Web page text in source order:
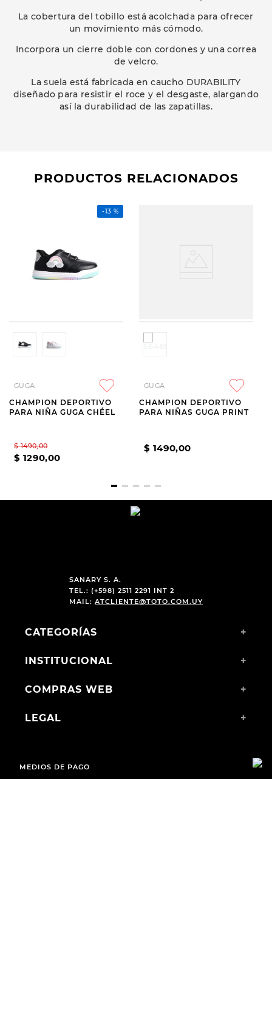
La cobertura del tobillo está acolchada para ofrecer
un movimiento más cómodo.
Incorpora un cierre doble con cordones y una correa
de velcro.
La suela está fabricada en caucho DURABILITY
diseñado para resistir el roce y el desgaste, alargando
así la durabilidad de las zapatillas.
PRODUCTOS RELACIONADOS
-13 %
GUGA
CHAMPION DEPORTIVO
PARA NIÑA GUGA CHÉEL
$ 1490,00
$ 1290,00
GUGA
CHAMPION DEPORTIVO
PARA NIÑAS GUGA PRINT
$ 1490,00
SANARY S. A.
TEL.: (+598) 2511 2291 INT 2
MAIL: ATCLIENTE@TOTO.COM.UY
CATEGORÍAS +
INSTITUCIONAL +
COMPRAS WEB +
LEGAL +
MEDIOS DE PAGO